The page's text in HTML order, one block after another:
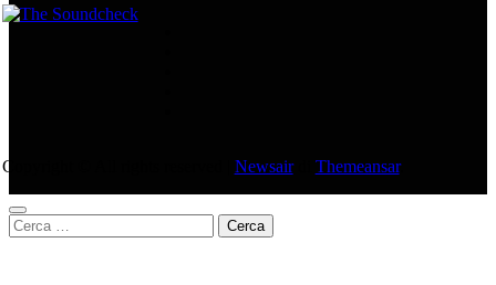
Copyright © All rights reserved Newsairdi Themeansar.
Ricerca
per: